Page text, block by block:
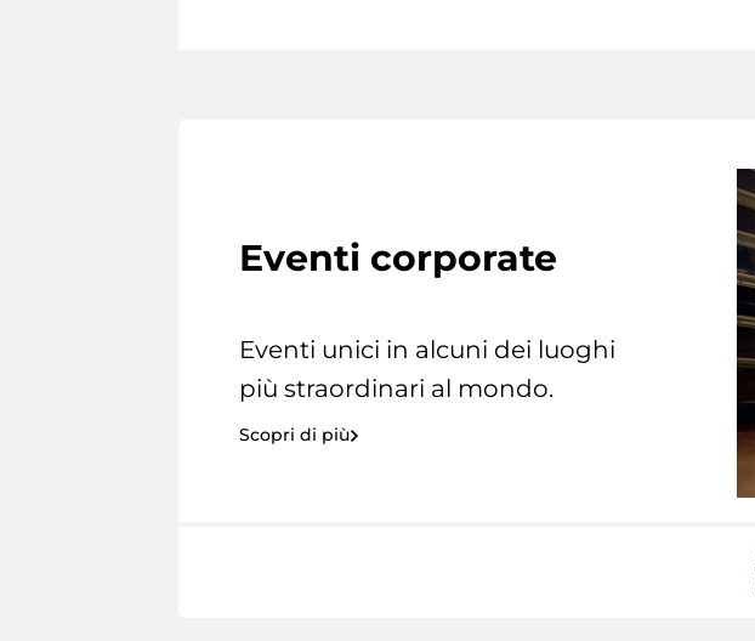
Eventi corporate
Eventi unici in alcuni dei luoghi
più straordinari al mondo.
Scopri di più